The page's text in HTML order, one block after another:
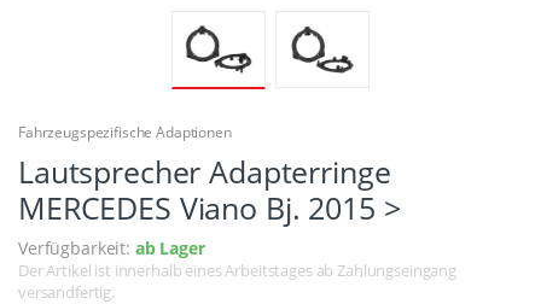
Fahrzeugspezifische Adaptionen
Lautsprecher Adapterringe
MERCEDES Viano Bj. 2015 >
Verfügbarkeit: ab Lager
Der Artikel ist innerhalb eines Arbeitstages ab Zahlungseingang
versandfertig.